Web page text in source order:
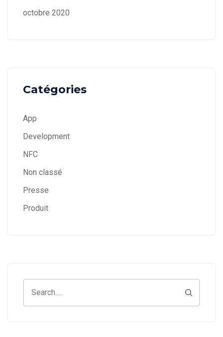
octobre 2020
Catégories
App
Development
NFC
Non classé
Presse
Produit